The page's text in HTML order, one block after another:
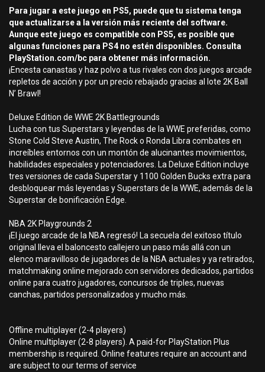
Para jugar a este juego en PS5, puede que tu sistema tenga
que actualizarse a la versión más reciente del software.
Aunque este juego es compatible con PS5, es posible que
algunas funciones para PS4 no estén disponibles. Consulta
PlayStation.com/bc para obtener más información.
¡Encesta canastas y haz polvo a tus rivales con dos juegos arcade
repletos de acción y por un precio rebajado gracias al lote 2K Ball
N’ Brawl!
Deluxe Edition de WWE 2K Battlegrounds
Lucha con tus Superstars y leyendas de la WWE preferidas, como
Stone Cold Steve Austin, The Rock o Ronda Libra combates en
increíbles entornos con un montón de alucinantes movimientos,
habilidades especiales y potenciadores. La Deluxe Edition incluye
tres versiones de cada Superstar y 1100 Golden Bucks extra para
desbloquear más leyendas y Superstars de la WWE, además de la
Superstar de bonificación Edge.
NBA 2K Playgrounds 2
¡El juego arcade de la NBA regresó! La secuela del exitoso título
original lleva el baloncesto callejero un paso más allá con un
elenco maravilloso de jugadores de la NBA actuales y ya retirados,
matchmaking online mejorado con servidores dedicados, partidos
online para cuatro jugadores, concursos de triples, nuevas
canchas, partidos personalizados y mucho más.
Offline multiplayer (2-4 players)
Online multiplayer (2-8 players). A paid-for PlayStation Plus
membership is required. Online features require an account and
are subject to our terms of service